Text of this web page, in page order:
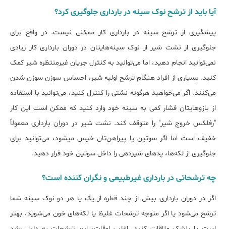
آﯾﺎ ﺑﺎﯾﺪ از ﺗﺮﺷﺢ ﻧﻮک ﺳﯿﻨﻪ در ﺑﺎرداری جلوگیری کرد؟
پیشگیری از ﺗﺮﺷﺢ ﺳﯿﻨﻪ در ﺑﺎرداری کار ممکنی نیست. در واقع برای
جلوگیری از نشت شیر از نوک سینه‌هایتان در دوران بارداری کار زیادی
نمی‌توانید انجام دهید، اما می‌توانید به کنترل جریان غیرمنتظره شیر کمک
کنید. بسیاری از افراد هنگام ترشح اولیه شیر، احساس سوزن سوزن شدن
می‌کنند. اگر می‌خواهید هرگونه نشتی را کنترل کنید، می‌توانید با استفاده
از بازوهایتان فشار کمی به سینه خود وارد کنید که ممکن است این کار
"رفلکس خروج شیر" را متوقف کند. نشت شیر در دوران بارداری معمولاً
خفیف است اما اگر سوتین یا پیراهن‌تان خیس می‎شود، می‌توانید برای
جلوگیری از لکه‌ها، پدهای شیردهی را داخل سوتین خود قرار دهید.
چه ترشحاتی در ﺑﺎرداری غیرطبیعی و نگران کننده اﺳﺖ؟
اگر در دوران بارداری بیش از چند قطره از یک یا هر دو نوک سینه شما
ترشح می‌شود یا اگر متوجه ترشحات غلیظ یا لکه‌های خون می‌شوید، بهتر